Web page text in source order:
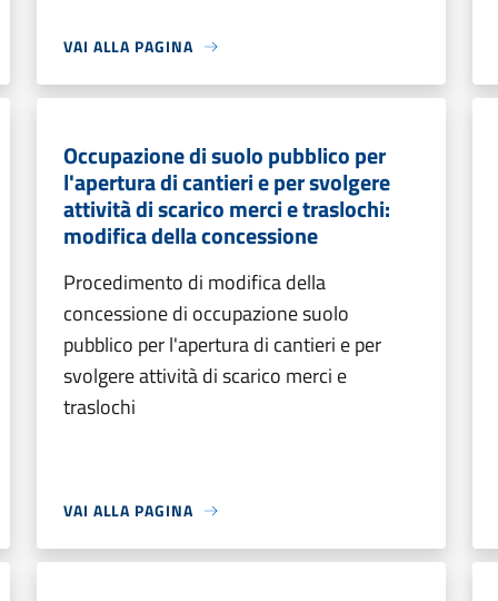
VAI ALLA PAGINA
Occupazione di suolo pubblico per
l'apertura di cantieri e per svolgere
attività di scarico merci e traslochi:
modifica della concessione
Procedimento di modifica della
concessione di occupazione suolo
pubblico per l'apertura di cantieri e per
svolgere attività di scarico merci e
traslochi
VAI ALLA PAGINA